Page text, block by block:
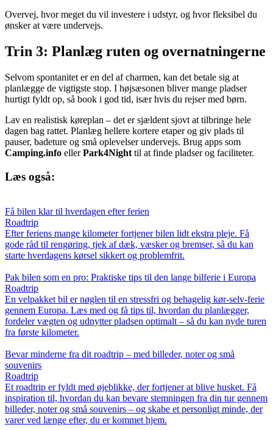
Overvej, hvor meget du vil investere i udstyr, og hvor fleksibel du
ønsker at være undervejs.
Trin 3: Planlæg ruten og overnatningerne
Selvom spontanitet er en del af charmen, kan det betale sig at
planlægge de vigtigste stop. I højsæsonen bliver mange pladser
hurtigt fyldt op, så book i god tid, især hvis du rejser med børn.
Lav en realistisk køreplan – det er sjældent sjovt at tilbringe hele
dagen bag rattet. Planlæg hellere kortere etaper og giv plads til
pauser, badeture og små oplevelser undervejs. Brug apps som
Camping.info ellerPark4Night til at finde pladser og faciliteter.
Læs også:
Få bilen klar til hverdagen efter ferien
Roadtrip
Efter feriens mange kilometer fortjener bilen lidt ekstra pleje. Få
gode råd til rengøring, tjek af dæk, væsker og bremser, så du kan
starte hverdagens kørsel sikkert og problemfrit.
Pak bilen som en pro: Praktiske tips til den lange bilferie i Europa
Roadtrip
En velpakket bil er nøglen til en stressfri og behagelig kør-selv-ferie
gennem Europa. Læs med og få tips til, hvordan du planlægger,
fordeler vægten og udnytter pladsen optimalt – så du kan nyde turen
fra første kilometer.
Bevar minderne fra dit roadtrip – med billeder, noter og små
souvenirs
Roadtrip
Et roadtrip er fyldt med øjeblikke, der fortjener at blive husket. Få
inspiration til, hvordan du kan bevare stemningen fra din tur gennem
billeder, noter og små souvenirs – og skabe et personligt minde, der
varer ved længe efter, du er kommet hjem.